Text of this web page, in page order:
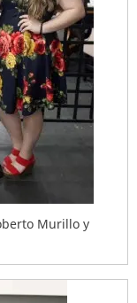
Murillo y